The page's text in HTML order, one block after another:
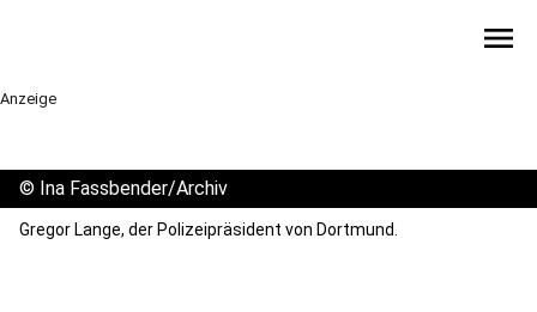
menu
Anzeige
© Ina Fassbender/Archiv
Gregor Lange, der Polizeipräsident von Dortmund.